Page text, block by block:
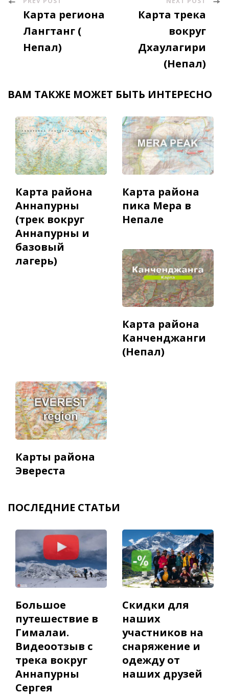
Post
Navigation
Карта региона
Лангтанг (
Непал)
Карта трека
вокруг
Дхаулагири
(Непал)
ВАМ ТАКЖЕ МОЖЕТ БЫТЬ ИНТЕРЕСНО
Карта района
Аннапурны
(трек вокруг
Аннапурны и
базовый
лагерь)
Карта района
пика Мера в
Непале
Карта района
Канченджанги
(Непал)
Карты района
Эвереста
ПОСЛЕДНИЕ СТАТЬИ
Большое
путешествие в
Гималаи.
Видеоотзыв с
трека вокруг
Аннапурны
Сергея
Скидки для
наших
участников на
снаряжение и
одежду от
наших друзей